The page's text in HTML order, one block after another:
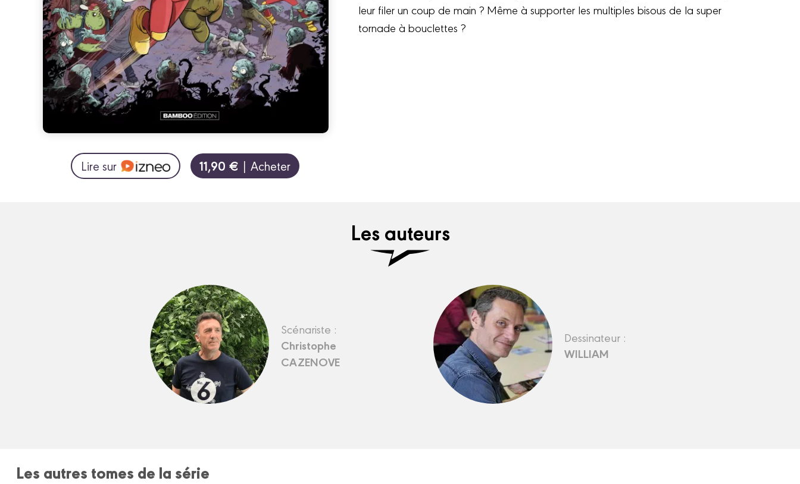
Lire sur 11,90 € | Acheter
leur filer un coup de main ? Même à supporter les multiples bisous de la super
tornade à bouclettes ?
Les auteurs
Scénariste :
Christophe
CAZENOVE
Dessinateur :
WILLIAM
Les autres tomes de la série